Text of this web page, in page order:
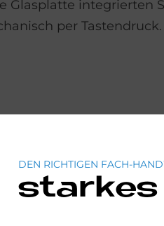
Glasplatte integrierten
per Tastendruck.
Ge­
DEN RICHTIGEN FACH-
starkes